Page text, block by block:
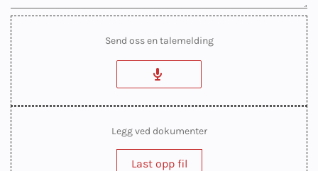
Send oss en talemelding
Legg ved dokumenter
Last opp fil